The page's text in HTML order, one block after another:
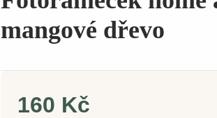
mangové dřevo
160 Kč